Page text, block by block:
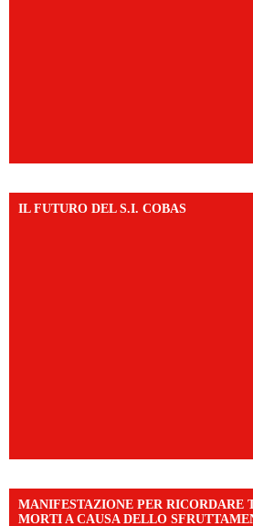
IL FUTURO DEL S.I. COBAS
MANIFESTAZIONE PER RICORDARE
MORTI A CAUSA DELLO